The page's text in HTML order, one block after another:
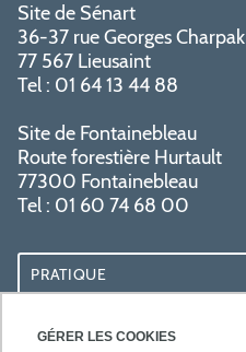
GÉRER LES COOKIES
Site de Sénart
36-37 rue Georges Charpak
77 567 Lieusaint
Tel : 01 64 13 44 88
Site de Fontainebleau
Route forestière Hurtault
77300 Fontainebleau
Tel : 01 60 74 68 00
PRATIQUE
RESSOURCES